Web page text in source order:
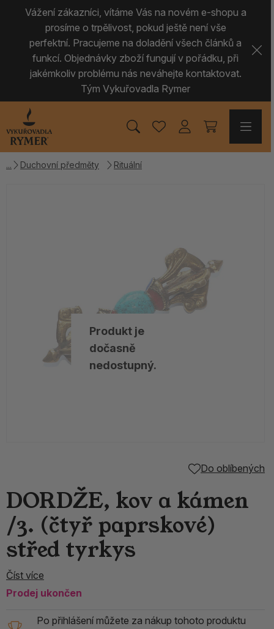
Vážení zákazníci, vítáme Vás na novém e-shopu a
prosíme o trpělivost, pokud ještě není vše
perfektní. Pracujeme na doladění všech článků a
funkcí. Objednávky zboží fungují v pořádku, při
jakémkoliv problému nás neváhejte kontaktovat.
Tým Vykuřovadla Rymer
Duchovní předměty Rituální
Produkt je
dočasně
nedostupný.
Do oblíbených
DORDŽE, kov a kámen
/3. (čtyř paprskové)
střed tyrkys
Číst více
Prodej ukončen
Po přihlášení můžete za nákup tohoto produktu